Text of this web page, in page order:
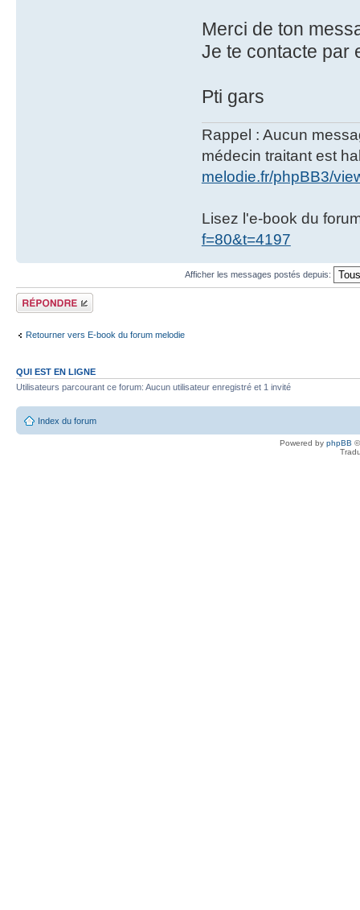
Merci de ton
Je te contacte par
Pti gars
Rappel : Aucun
médecin traitant est
melodie.fr/phpBB3/
Lisez l'e-book du
f=80&t=4197
Afficher les messages postés depuis:
Répondre
Retourner vers E-book du forum melodie
QUI EST EN LIGNE
Utilisateurs parcourant ce forum: Aucun utilisateur enregistré et 1 invité
Index du forum
Powered by phpBB